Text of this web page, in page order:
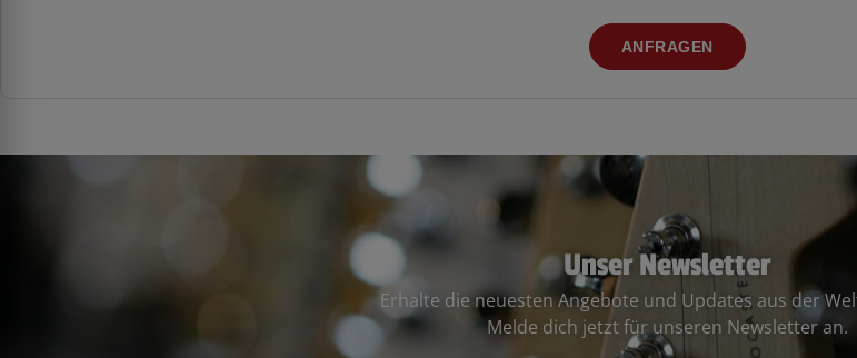
ANFRAGEN
Unser Newsletter
Erhalte die neuesten Angebote und Updates aus der
Melde dich jetzt für unseren Newsletter an.